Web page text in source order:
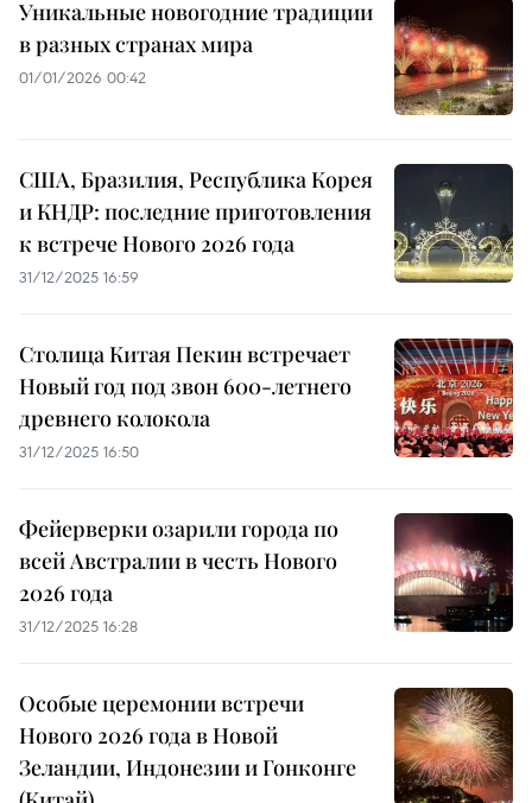
Уникальные новогодние традиции
в разных странах мира
01/01/2026 00:42
США, Бразилия, Республика Корея
и КНДР: последние приготовления
к встрече Нового 2026 года
31/12/2025 16:59
Столица Китая Пекин встречает
Новый год под звон 600-летнего
древнего колокола
31/12/2025 16:50
Фейерверки озарили города по
всей Австралии в честь Нового
2026 года
31/12/2025 16:28
Особые церемонии встречи
Нового 2026 года в Новой
Зеландии, Индонезии и Гонконге